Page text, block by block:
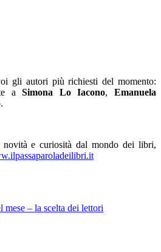
gli autori più richiesti del momento:
aSimona Lo Iacono, Emanuela
.
novità e curiosità dal mondo dei libri,
– la scelta dei lettori